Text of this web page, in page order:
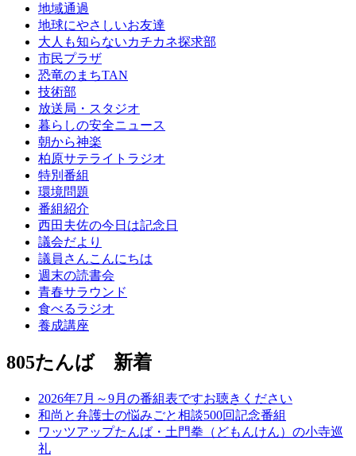
地域通過
地球にやさしいお友達
大人も知らないカチカネ探求部
市民プラザ
恐竜のまちTAN
技術部
放送局・スタジオ
暮らしの安全ニュース
朝から神楽
柏原サテライトラジオ
特別番組
環境問題
番組紹介
西田夫佐の今日は記念日
議会だより
議員さんこんにちは
週末の読書会
青春サラウンド
食べるラジオ
養成講座
805たんば 新着
2026年7月～9月の番組表ですお聴きください
和尚と弁護士の悩みごと相談500回記念番組
ワッツアップたんば・土門拳（どもんけん）の小寺巡
礼